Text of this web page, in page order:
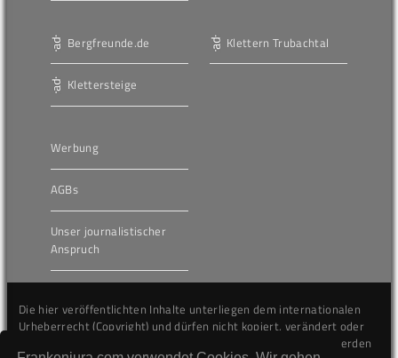
Bergfreunde.de
Klettersteige
Klettern Trubachtal
Werbung
AGBs
Unser journalistischer
Anspruch
Die hier veröffentlichten Inhalte unterliegen dem internationalen
Urheberrecht (Copyright) und dürfen nicht kopiert, verändert oder
unverändert wiederveröffentlicht werden. Gegen Verstöße werden